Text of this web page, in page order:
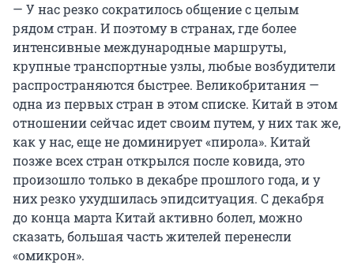
— У нас резко сократилось общение с целым
рядом стран. И поэтому в странах, где более
интенсивные международные маршруты,
крупные транспортные узлы, любые возбудители
распространяются быстрее. Великобритания —
одна из первых стран в этом списке. Китай в этом
отношении сейчас идет своим путем, у них так же,
как у нас, еще не доминирует «пирола». Китай
позже всех стран открылся после ковида, это
произошло только в декабре прошлого года, и у
них резко ухудшилась эпидситуация. С декабря
до конца марта Китай активно болел, можно
сказать, большая часть жителей перенесли
«омикрон».